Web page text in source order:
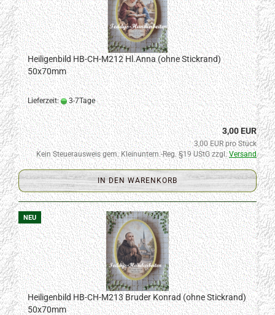
Heiligenbild HB-CH-M212 Hl.Anna (ohne Stickrand)
50x70mm
Lieferzeit: 3-7Tage
3,00 EUR
3,00 EUR pro Stück
Kein Steuerausweis gem. Kleinuntern.-Reg. §19 UStG zzgl.Versand
IN DEN WARENKORB
NEU
Heiligenbild HB-CH-M213 Bruder Konrad (ohne Stickrand)
50x70mm